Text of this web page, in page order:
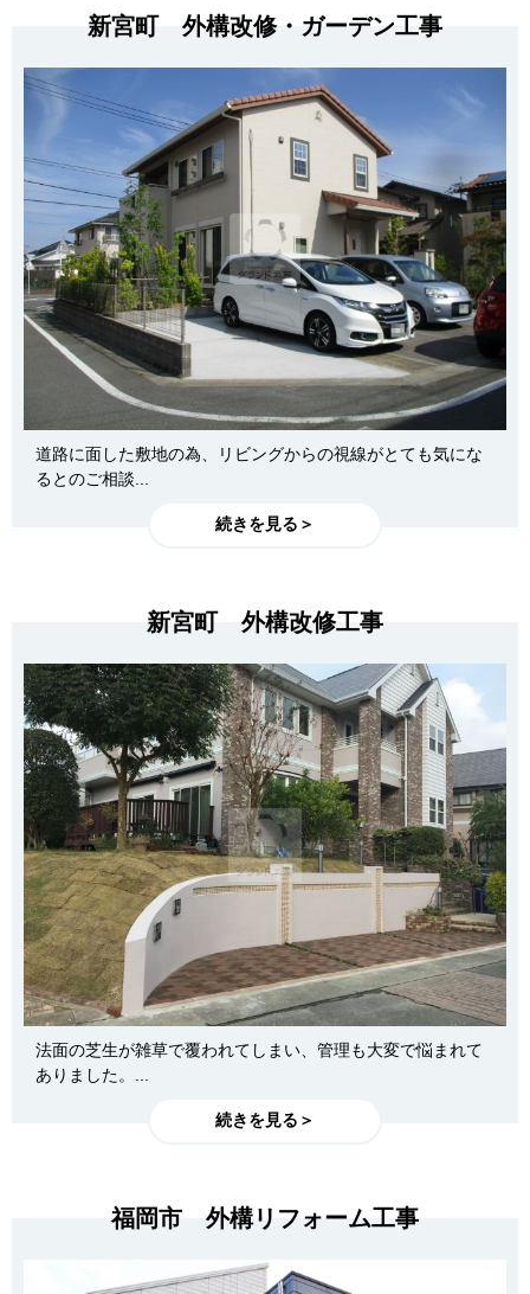
新宮町 外構改修・ガーデン工事
道路に面した敷地の為、リビングからの視線がとても気にな
るとのご相談...
続きを見る＞
新宮町 外構改修工事
法面の芝生が雑草で覆われてしまい、管理も大変で悩まれて
ありました。...
続きを見る＞
福岡市 外構リフォーム工事